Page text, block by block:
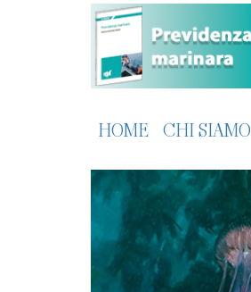
HOME CHI SIAMO